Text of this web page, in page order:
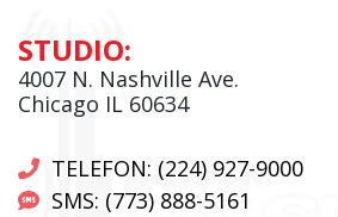
STUDIO:
4007 N. Nashville Ave.
Chicago IL 60634
TELEFON: (224) 927-9000
SMS: (773) 888-5161